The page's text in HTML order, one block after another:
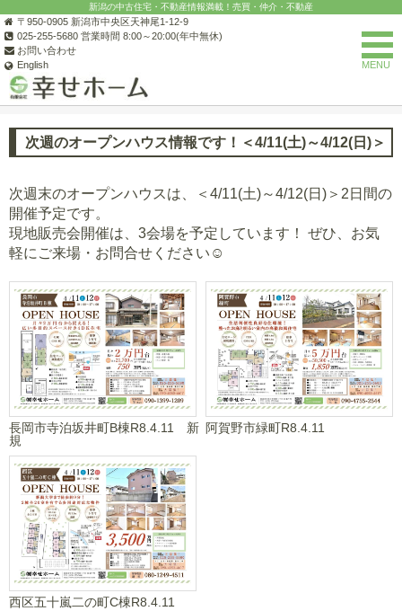
新潟の中古住宅・不動産情報満載！売買・仲介・不動産
〒950-0905 新潟市中央区天神尾1-12-9
025-255-5680 営業時間 8:00～20:00(年中無休)
お問い合わせ
English
MENU
(有)幸せホーム オープンハウス情報
次週のオープンハウス情報です！＜4/11(土)～4/12(日)＞
次週末のオープンハウスは、＜4/11(土)～4/12(日)＞2日間の
開催予定です。
現地販売会開催は、3会場を予定しています！ ぜひ、お気
軽にご来場・お問合せください☺
長岡市寺泊坂井町B棟R8.4.11 新
規
阿賀野市緑町R8.4.11
西区五十嵐二の町C棟R8.4.11